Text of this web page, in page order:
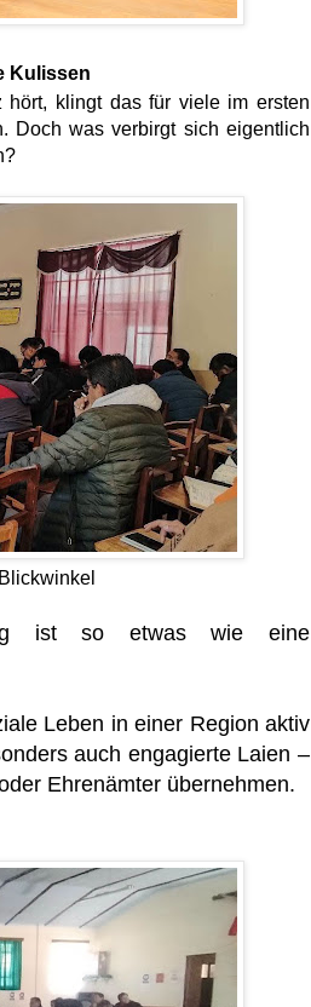
Kulissen
hört, klingt das für viele im ersten
Doch was verbirgt sich eigentlich
ist so etwas wie eine
Leben in einer Region aktiv
auch engagierte Laien –
Ehrenämter übernehmen.